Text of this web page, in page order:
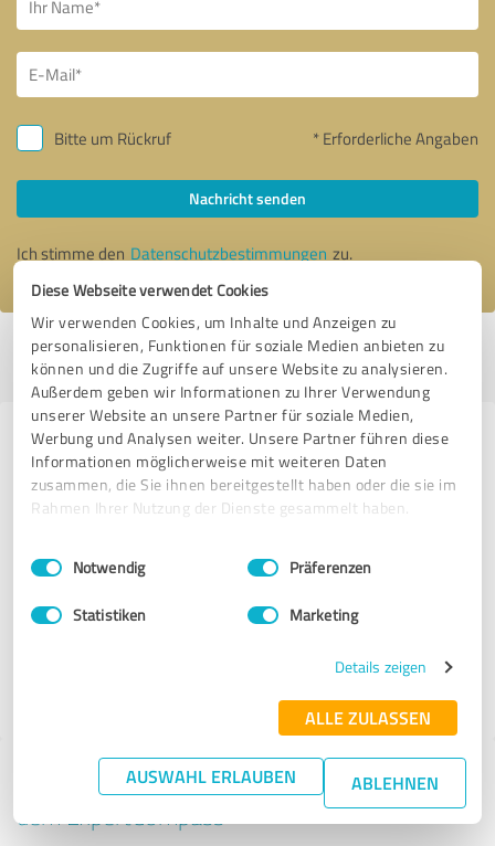
Diese Webseite verwendet Cookies
Wir verwenden Cookies, um Inhalte und Anzeigen zu
personalisieren, Funktionen für soziale Medien anbieten zu
können und die Zugriffe auf unsere Website zu analysieren.
Außerdem geben wir Informationen zu Ihrer Verwendung
unserer Website an unsere Partner für soziale Medien,
Werbung und Analysen weiter. Unsere Partner führen diese
Informationen möglicherweise mit weiteren Daten
zusammen, die Sie ihnen bereitgestellt haben oder die sie im
Rahmen Ihrer Nutzung der Dienste gesammelt haben.
Impressum Datenschutzbestimmungen
Einwilligungsauswahl
Notwendig Präferenzen
Statistiken Marketing
Details zeigen
ALLE ZULASSEN
AUSWAHL ERLAUBEN ABLEHNEN
Bitte um Rückruf * Erforderliche Angaben
Nachricht senden
Ich stimme den Datenschutzbestimmungen zu.
Profil aktiv seit 08.05.2018 |Letzte Aktualisierung: 11.12.2024|Profil
melden
Erfahrungen zu weiteren
Anbietern aus dem Bereich
Dienstleistungen
Fallschirmspringen Tandemfun
Tipp: Die passenden Experten finden - mit
dem ExpertCompass